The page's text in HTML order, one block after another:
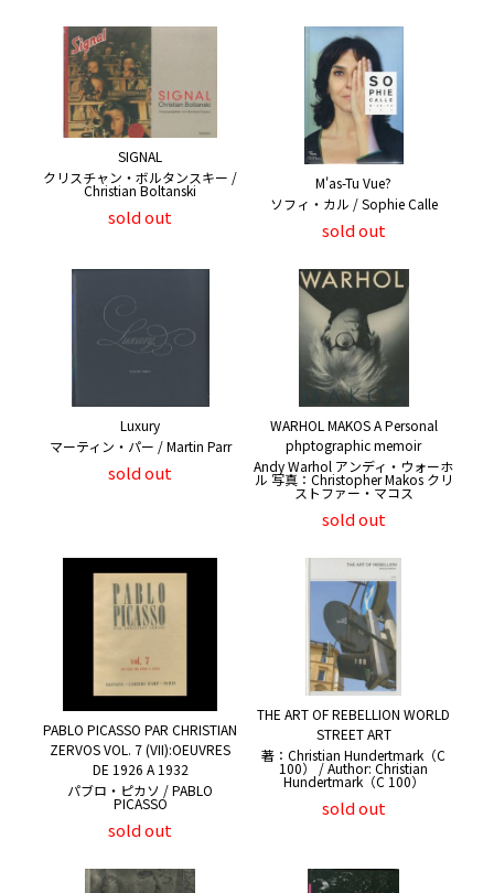
SIGNAL
クリスチャン・ボルタンスキー /
Christian Boltanski
sold out
M'as-Tu Vue?
ソフィ・カル / Sophie Calle
sold out
Luxury
マーティン・パー / Martin Parr
sold out
WARHOL MAKOS A Personal
phptographic memoir
Andy Warhol アンディ・ウォーホ
ル 写真：Christopher Makos クリ
ストファー・マコス
sold out
PABLO PICASSO PAR CHRISTIAN
ZERVOS VOL. 7 (VII):OEUVRES
DE 1926 A 1932
パブロ・ピカソ / PABLO
PICASSO
sold out
THE ART OF REBELLION WORLD
STREET ART
著：Christian Hundertmark（C
100） / Author: Christian
Hundertmark（C 100）
sold out